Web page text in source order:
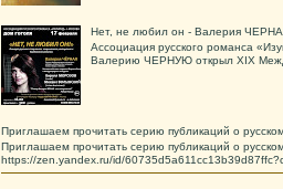
Нет, не любил он - Валерия
Ассоциация русского романса
Валерию ЧЕРНУЮ открыл XIX
Приглашаем прочитать серию публикаций о
Приглашаем прочитать серию публикаций о
https://zen.yandex.ru/id/